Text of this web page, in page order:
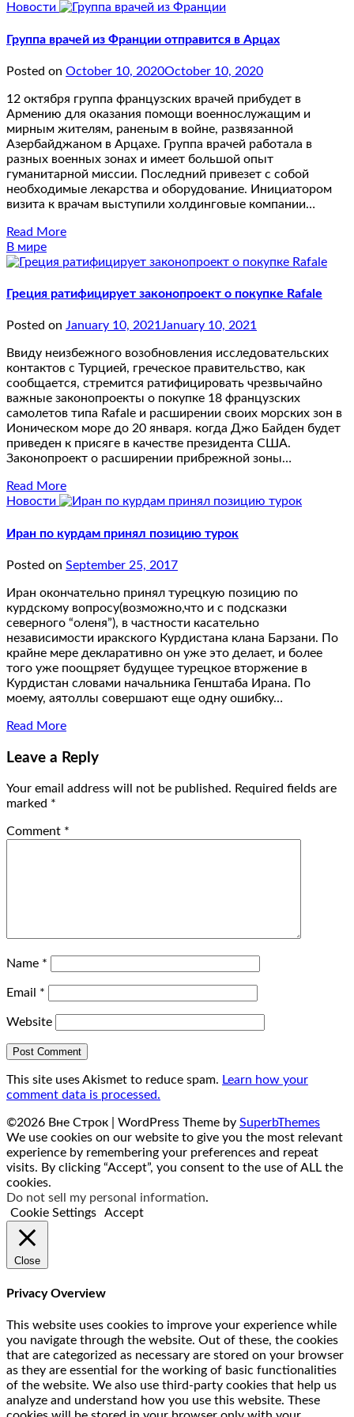
Новости
Группа врачей из Франции отправится в Арцах
Posted on October 10, 2020October 10, 2020
12 октября группа французских врачей прибудет в
Армению для оказания помощи военнослужащим и
мирным жителям, раненым в войне, развязанной
Азербайджаном в Арцахе. Группа врачей работала в
разных военных зонах и имеет большой опыт
гуманитарной миссии. Последний привезет с собой
необходимые лекарства и оборудование. Инициатором
визита к врачам выступили холдинговые компании…
Read More
В мире
Греция ратифицирует законопроект о покупке Rafale
Posted on January 10, 2021January 10, 2021
Ввиду неизбежного возобновления исследовательских
контактов с Турцией, греческое правительство, как
сообщается, стремится ратифицировать чрезвычайно
важные законопроекты о покупке 18 французских
самолетов типа Rafale и расширении своих морских зон в
Ионическом море до 20 января. когда Джо Байден будет
приведен к присяге в качестве президента США.
Законопроект о расширении прибрежной зоны…
Read More
Новости
Иран по курдам принял позицию турок
Posted on September 25, 2017
Иран окончательно принял турецкую позицию по
курдскому вопросу(возможно,что и с подсказки
северного “оленя”), в частности касательно
независимости иракского Курдистана клана Барзани. По
крайне мере декларативно он уже это делает, и более
того уже поощряет будущее турецкое вторжение в
Курдистан словами начальника Генштаба Ирана. По
моему, аятоллы совершают еще одну ошибку…
Read More
Leave a Reply
Your email address will not be published. Required fields are
marked *
Comment *
Name *
Email *
Website
This site uses Akismet to reduce spam. Learn how your
comment data is processed.
©2026 Вне Строк | WordPress Theme by SuperbThemes
We use cookies on our website to give you the most relevant
experience by remembering your preferences and repeat
visits. By clicking “Accept”, you consent to the use of ALL the
cookies.
Do not sell my personal information.
Cookie Settings
Accept
Close
Privacy Overview
This website uses cookies to improve your experience while
you navigate through the website. Out of these, the cookies
that are categorized as necessary are stored on your browser
as they are essential for the working of basic functionalities
of the website. We also use third-party cookies that help us
analyze and understand how you use this website. These